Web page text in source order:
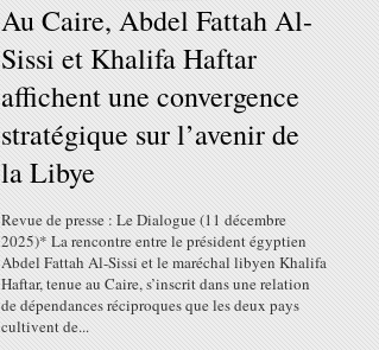
Au Caire, Abdel Fattah Al-
Sissi et Khalifa Haftar
affichent une convergence
stratégique sur l’avenir de
la Libye
Revue de presse : Le Dialogue (11 décembre
2025)* La rencontre entre le président égyptien
Abdel Fattah Al-Sissi et le maréchal libyen Khalifa
Haftar, tenue au Caire, s’inscrit dans une relation
de dépendances réciproques que les deux pays
cultivent de...